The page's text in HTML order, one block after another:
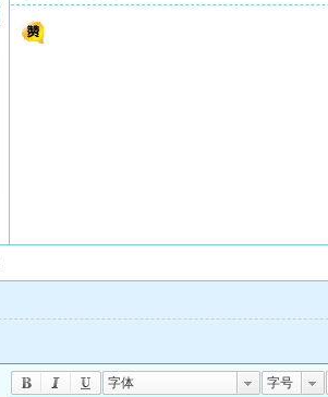
字体 字号